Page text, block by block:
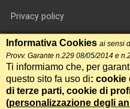
Privacy policy
Informativa cookie
RSS feed
RSS Top News
Contatti
Informativa Cookies ai sensi
Provv. Garante n.229 08/05/2014 e
Ti informiamo che, per
questo sito fa uso di: cookie
di terze parti, cookie di
(personalizzazione degli